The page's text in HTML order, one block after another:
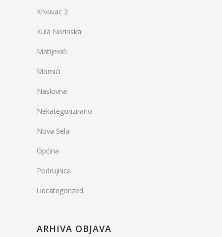
Krvavac 2
Kula Norinska
Matijevići
Momići
Naslovna
Nekategorizirano
Nova Sela
Općina
Podrujnica
Uncategorized
ARHIVA OBJAVA